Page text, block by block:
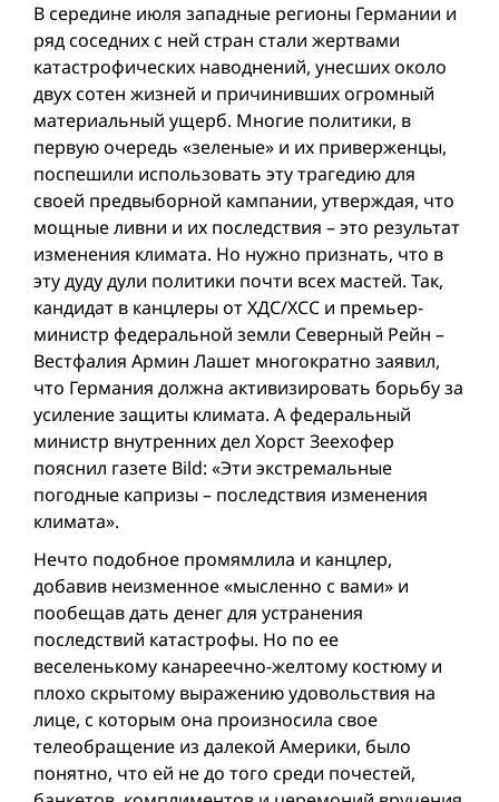
В середине июля западные регионы Германии и
ряд соседних с ней стран стали жертвами
катастрофических наводнений, унесших около
двух сотен жизней и причинивших огромный
материальный ущерб. Многие политики, в
первую очередь «зеленые» и их приверженцы,
поспешили использовать эту трагедию для
своей предвыборной кампании, утверждая, что
мощные ливни и их последствия – это результат
изменения климата. Но нужно признать, что в
эту дуду дули политики почти всех мастей. Так,
кандидат в канцлеры от ХДС/ХСС и премьер-
министр федеральной земли Северный Рейн –
Вестфалия Армин Лашет многократно заявил,
что Германия должна активизировать борьбу за
усиление защиты климата. А федеральный
министр внутренних дел Хорст Зеехофер
пояснил газете Bild: «Эти экстремальные
погодные капризы – последствия изменения
климата».
Нечто подобное промямлила и канцлер,
добавив неизменное «мысленно с вами» и
пообещав дать денег для устранения
последствий катастрофы. Но по ее
веселенькому канареечно-желтому костюму и
плохо скрытому выражению удовольствия на
лице, с которым она произносила свое
телеобращение из далекой Америки, было
понятно, что ей не до того среди почестей,